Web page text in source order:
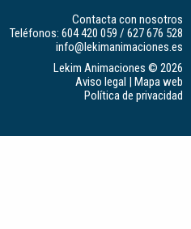
Contacta con nosotros
Teléfonos: 604 420 059 / 627 676 528
info@lekimanimaciones.es
Lekim Animaciones © 2026
Aviso legal | Mapa web
Política de privacidad